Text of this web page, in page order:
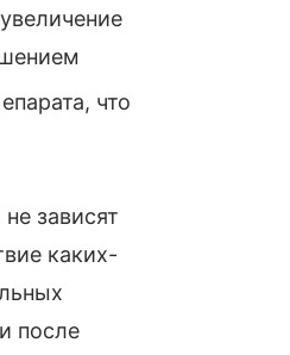
что
зависят
каких-
после